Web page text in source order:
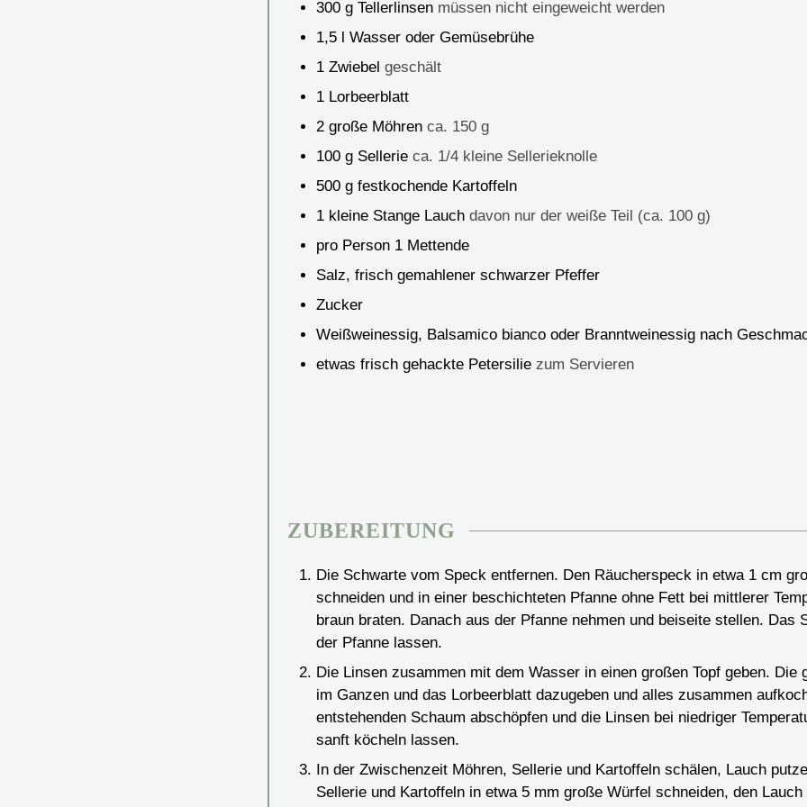
300 g Tellerlinsen müssen nicht eingeweicht werden
1,5 l Wasser oder Gemüsebrühe
1 Zwiebel geschält
1 Lorbeerblatt
2 große Möhren ca. 150 g
100 g Sellerie ca. 1/4 kleine Sellerieknolle
500 g festkochende Kartoffeln
1 kleine Stange Lauch davon nur der weiße Teil (ca. 100 g)
pro Person 1 Mettende
Salz, frisch gemahlener schwarzer Pfeffer
Zucker
Weißweinessig, Balsamico bianco oder Branntweinessig nach
etwas frisch gehackte Petersilie zum Servieren
ZUBEREITUNG
Die Schwarte vom Speck entfernen. Den Räucherspeck in etwa 1 cm
schneiden und in einer beschichteten Pfanne ohne Fett bei mittlerer
braun braten. Danach aus der Pfanne nehmen und beiseite stellen. Das
der Pfanne lassen.
Die Linsen zusammen mit dem Wasser in einen großen Topf geben. Die
im Ganzen und das Lorbeerblatt dazugeben und alles zusammen
entstehenden Schaum abschöpfen und die Linsen bei niedriger
sanft köcheln lassen.
In der Zwischenzeit Möhren, Sellerie und Kartoffeln schälen, Lauch
Sellerie und Kartoffeln in etwa 5 mm große Würfel schneiden, den